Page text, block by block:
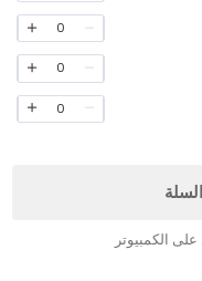
0
0
0
الكمبيوتر